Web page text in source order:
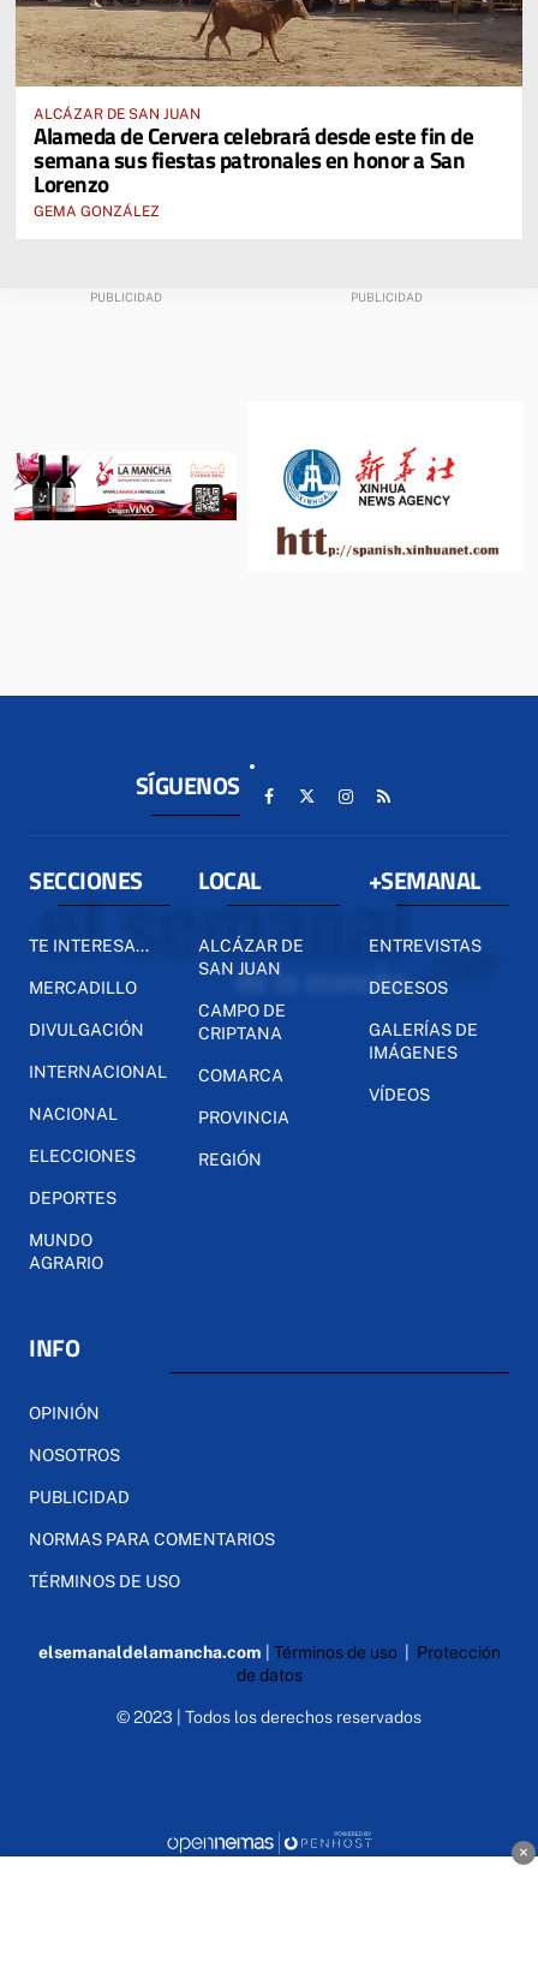
ALCÁZAR DE SAN JUAN
Alameda de Cervera celebrará desde este fin de
semana sus fiestas patronales en honor a San
Lorenzo
GEMA GONZÁLEZ
SÍGUENOS
SECCIONES
TE INTERESA...
MERCADILLO
DIVULGACIÓN
INTERNACIONAL
NACIONAL
ELECCIONES
DEPORTES
MUNDO
AGRARIO
LOCAL
ALCÁZAR DE
SAN JUAN
CAMPO DE
CRIPTANA
COMARCA
PROVINCIA
REGIÓN
+SEMANAL
ENTREVISTAS
DECESOS
GALERÍAS DE
IMÁGENES
VÍDEOS
INFO
OPINIÓN
NOSOTROS
PUBLICIDAD
NORMAS PARA COMENTARIOS
TÉRMINOS DE USO
elsemanaldelamancha.com Términos de uso| Protección
de datos
© 2023 | Todos los derechos reservados
×